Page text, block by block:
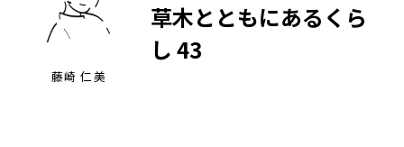
藤崎 仁美
草木とともにあるくら
し 43